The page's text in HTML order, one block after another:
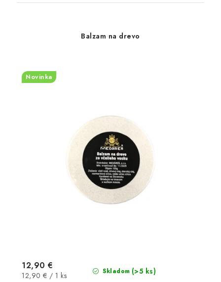
Balzam na drevo
Novinka
Skladom (>5 ks)
12,90 €
Jednotková
12,90 € / 1 ks